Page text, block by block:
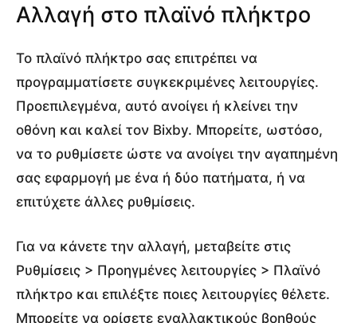
Αλλαγή στο πλαϊνό πλήκτρο
Το πλαϊνό πλήκτρο σας επιτρέπει να
προγραμματίσετε συγκεκριμένες λειτουργίες.
Προεπιλεγμένα, αυτό ανοίγει ή κλείνει την
οθόνη και καλεί τον Bixby. Μπορείτε, ωστόσο,
να το ρυθμίσετε ώστε να ανοίγει την αγαπημένη
σας εφαρμογή με ένα ή δύο πατήματα, ή να
επιτύχετε άλλες ρυθμίσεις.
Για να κάνετε την αλλαγή, μεταβείτε στις
Ρυθμίσεις > Προηγμένες λειτουργίες > Πλαϊνό
πλήκτρο και επιλέξτε ποιες λειτουργίες θέλετε.
Μπορείτε να ορίσετε εναλλακτικούς βοηθούς